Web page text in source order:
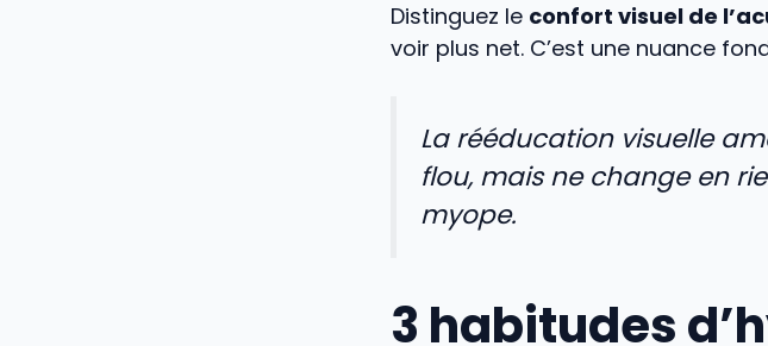
Distinguez le confort visuel de
voir plus net. C’est une nuance
La rééducation visuelle
flou, mais ne change en
myope.
3 habitudes